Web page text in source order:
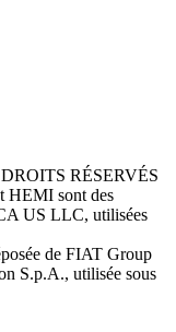
RÉSERVÉS
HEMI sont des
US LLC, utilisées
de FIAT Group
S.p.A., utilisée sous